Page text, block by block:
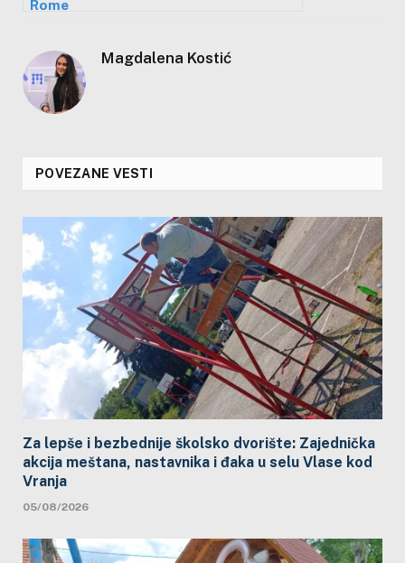
Rome
Magdalena Kostić
POVEZANE VESTI
Za lepše i bezbednije školsko dvorište: Zajednička
akcija meštana, nastavnika i đaka u selu Vlase kod
Vranja
05/08/2026